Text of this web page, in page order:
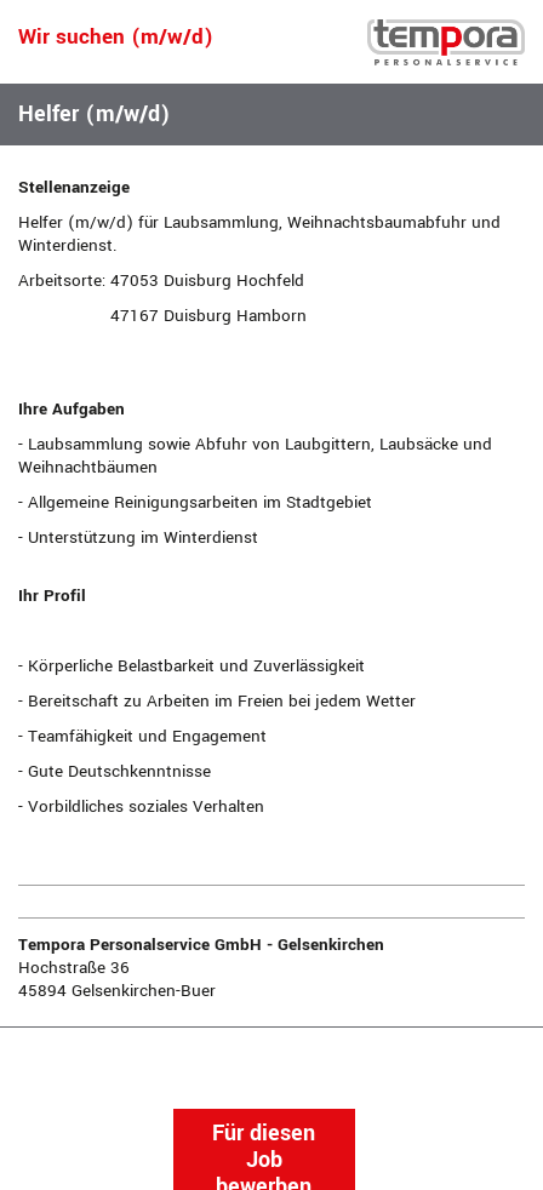
Wir suchen (m/w/d)
Helfer (m/w/d)
Stellenanzeige
Helfer (m/w/d) für Laubsammlung, Weihnachtsbaumabfuhr und
Winterdienst.
Arbeitsorte: 47053 Duisburg Hochfeld
47167 Duisburg Hamborn
Ihre Aufgaben
- Laubsammlung sowie Abfuhr von Laubgittern, Laubsäcke und
Weihnachtbäumen
- Allgemeine Reinigungsarbeiten im Stadtgebiet
- Unterstützung im Winterdienst
Ihr Profil
- Körperliche Belastbarkeit und Zuverlässigkeit
- Bereitschaft zu Arbeiten im Freien bei jedem Wetter
- Teamfähigkeit und Engagement
- Gute Deutschkenntnisse
- Vorbildliches soziales Verhalten
Tempora Personalservice GmbH - Gelsenkirchen
Hochstraße 36
45894 Gelsenkirchen-Buer
Für diesen
Job